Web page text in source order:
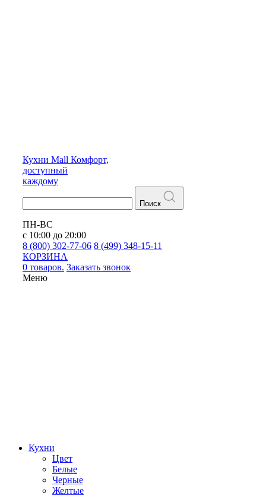
Кухни Mall Комфорт,
доступный
каждому
Поиск
ПН-ВС
с 10:00 до 20:00
8 (800) 302-77-06 8 (499) 348-15-11
КОРЗИНА
0 товаров. Заказать звонок
Меню
Кухни
Цвет
Белые
Черные
Желтые